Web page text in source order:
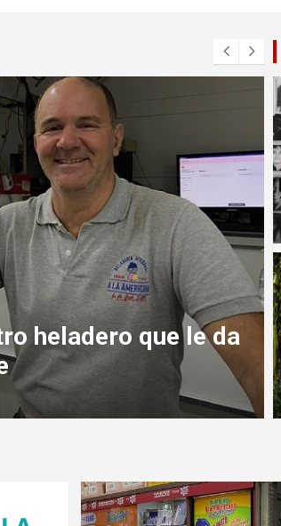
heladero que le da